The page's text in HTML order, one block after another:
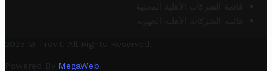
قائمة الشركات الأهلية المحلية
قائمة الشركات الأهلية الجهوية
2025 © Trovit. All Rights Reserved.
Powered By MegaWeb